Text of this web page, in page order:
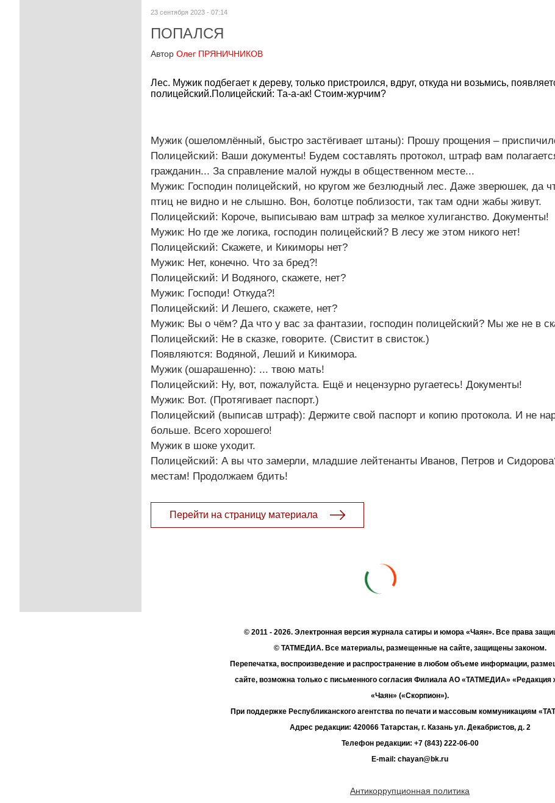
23 сентября 2023 - 07:14
ПОПАЛСЯ
Автор Олег ПРЯНИЧНИКОВ
Лес. Мужик подбегает к дереву, только пристроился, вдруг, откуда ни возьмись,
полицейский.Полицейский: Та-а-ак! Стоим-журчим?
Мужик (ошеломлённый, быстро застёгивает штаны): Прошу прощения –
Полицейский: Ваши документы! Будем составлять протокол, штраф вам
гражданин... За справление малой нужды в общественном месте...
Мужик: Господин полицейский, но кругом же безлюдный лес. Даже зверюшек, да
птиц не видно и не слышно. Вон, болотце поблизости, так там одни жабы живут.
Полицейский: Короче, выписываю вам штраф за мелкое хулиганство. Документы!
Мужик: Но где же логика, господин полицейский? В лесу же этом никого нет!
Полицейский: Скажете, и Кикиморы нет?
Мужик: Нет, конечно. Что за бред?!
Полицейский: И Водяного, скажете, нет?
Мужик: Господи! Откуда?!
Полицейский: И Лешего, скажете, нет?
Мужик: Вы о чём? Да что у вас за фантазии, господин полицейский? Мы же не в
Полицейский: Не в сказке, говорите. (Свистит в свисток.)
Появляются: Водяной, Леший и Кикимора.
Мужик (ошарашенно): ... твою мать!
Полицейский: Ну, вот, пожалуйста. Ещё и нецензурно ругаетесь! Документы!
Мужик: Вот. (Протягивает паспорт.)
Полицейский (выписав штраф): Держите свой паспорт и копию протокола. И не
больше. Всего хорошего!
Мужик в шоке уходит.
Полицейский: А вы что замерли, младшие лейтенанты Иванов, Петров и
местам! Продолжаем бдить!
Перейти на страницу материала
© 2011 - 2026. Электронная версия журнала сатиры и юмора «Чаян». Все права
© ТАТМЕДИА. Все материалы, размещенные на сайте, защищены законом.
Перепечатка, воспроизведение и распространение в любом объеме информации,
сайте, возможна только с письменного согласия Филиала АО «ТАТМЕДИА» «Редакция
«Чаян» («Скорпион»).
При поддержке Республиканского агентства по печати и массовым коммуникациям
Адрес редакции: 420066 Татарстан, г. Казань ул. Декабристов, д. 2
Телефон редакции: +7 (843) 222-06-00
E-mail: chayan@bk.ru
Антикоррупционная политика